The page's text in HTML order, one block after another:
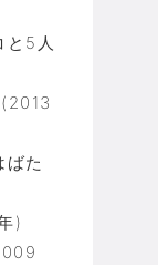
と5人
た
)